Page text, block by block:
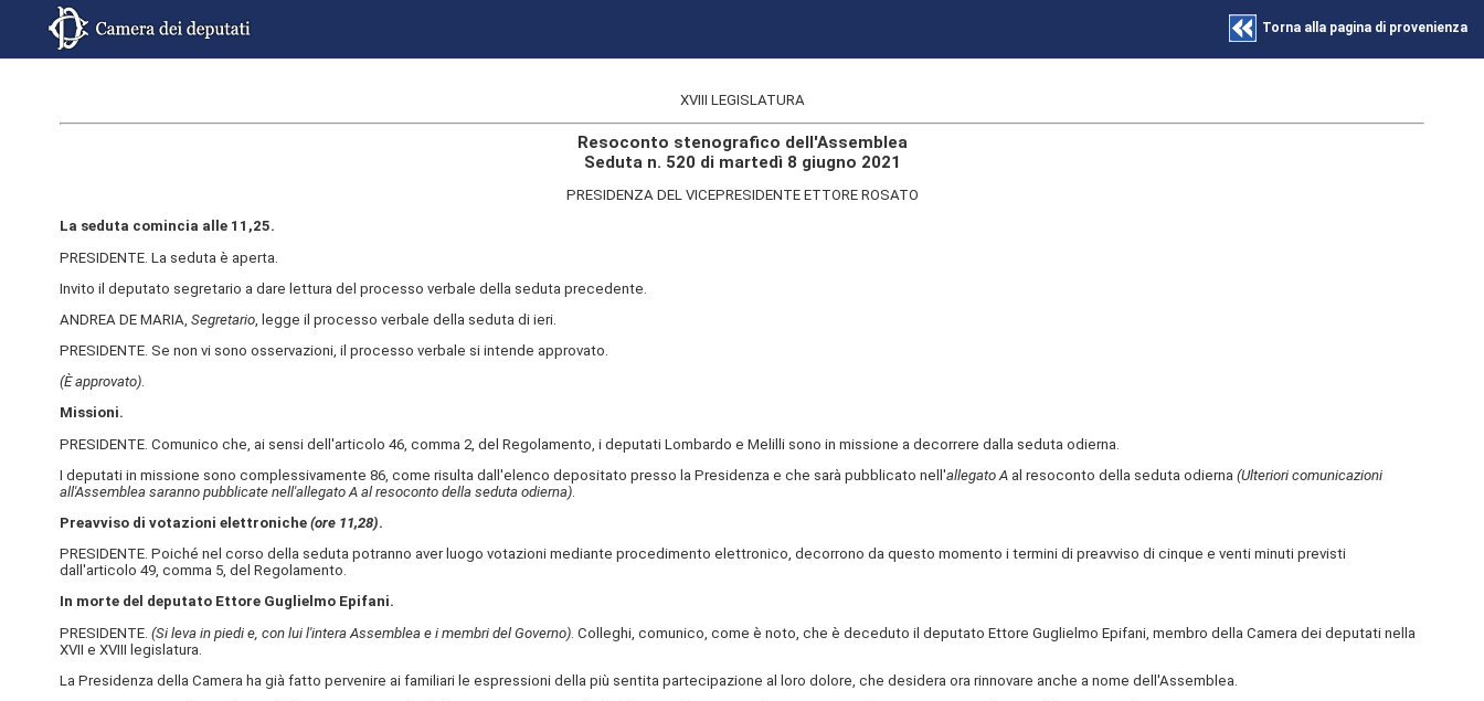
XVIII LEGISLATURA
Resoconto stenografico dell'Assemblea
Seduta n. 520 di martedì 8 giugno 2021
PRESIDENZA DEL VICEPRESIDENTE ETTORE ROSATO
La seduta comincia alle 11,25.
PRESIDENTE. La seduta è aperta.
Invito il deputato segretario a dare lettura del processo verbale della seduta precedente.
ANDREA DE MARIA, Segretario, legge il processo verbale della seduta di ieri.
PRESIDENTE. Se non vi sono osservazioni, il processo verbale si intende approvato.
(È approvato).
Missioni.
PRESIDENTE. Comunico che, ai sensi dell'articolo 46, comma 2, del Regolamento, i deputati Lombardo e Melilli sono in missione a decorrere dalla seduta odierna.
I deputati in missione sono complessivamente 86, come risulta dall'elenco depositato presso la Presidenza e che sarà pubblicato nell'allegato Aal resoconto della seduta odierna (Ulteriori comunicazioni
all'Assemblea saranno pubblicate nell'allegato A al resoconto della seduta odierna).
Preavviso di votazioni elettroniche (ore 11,28).
PRESIDENTE. Poiché nel corso della seduta potranno aver luogo votazioni mediante procedimento elettronico, decorrono da questo momento i termini di preavviso di cinque e venti minuti previsti
dall'articolo 49, comma 5, del Regolamento.
In morte del deputato Ettore Guglielmo Epifani.
PRESIDENTE. (Si leva in piedi e, con lui l'intera Assemblea e i membri del Governo). Colleghi, comunico, come è noto, che è deceduto il deputato Ettore Guglielmo Epifani, membro della Camera dei deputati nella
XVII e XVIII legislatura.
La Presidenza della Camera ha già fatto pervenire ai familiari le espressioni della più sentita partecipazione al loro dolore, che desidera ora rinnovare anche a nome dell'Assemblea.
Torna alla pagina di provenienza